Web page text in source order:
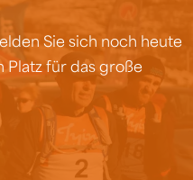
Sie sich noch heute
Platz für das große